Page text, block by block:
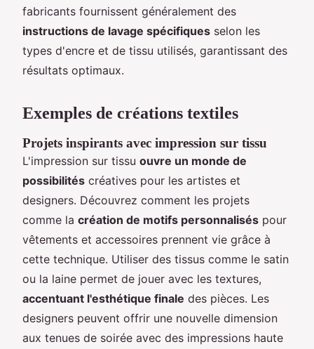
fabricants fournissent généralement des
instructions de lavage spécifiques selon les
types d'encre et de tissu utilisés, garantissant des
résultats optimaux.
Exemples de créations textiles
Projets inspirants avec impression sur tissu
L'impression sur tissu ouvre un monde de
possibilités créatives pour les artistes et
designers. Découvrez comment les projets
comme la création de motifs personnalisés pour
vêtements et accessoires prennent vie grâce à
cette technique. Utiliser des tissus comme le satin
ou la laine permet de jouer avec les textures,
accentuant l'esthétique finale des pièces. Les
designers peuvent offrir une nouvelle dimension
aux tenues de soirée avec des impressions haute